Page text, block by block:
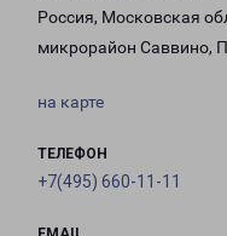
Россия, Московская
микрорайон Саввино,
на карте
ТЕЛЕФОН
+7(495) 660-11-11